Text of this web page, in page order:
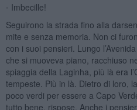
⁃ Imbecille!
Seguirono la strada fino alla
mite e senza memoria. Non ci
con i suoi pensieri. Lungo
che si muoveva piano, racchiuso
spiaggia della Laginha, più là era
tempeste. Più in là. Dietro di loro,
poco verdi per essere a Capo
tutto bene, rispose. Anche i